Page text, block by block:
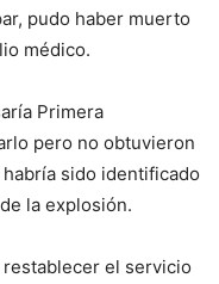
pudo haber muerto
médico.
Primera
pero no obtuvieron
sido identificado
la explosión.
el servicio